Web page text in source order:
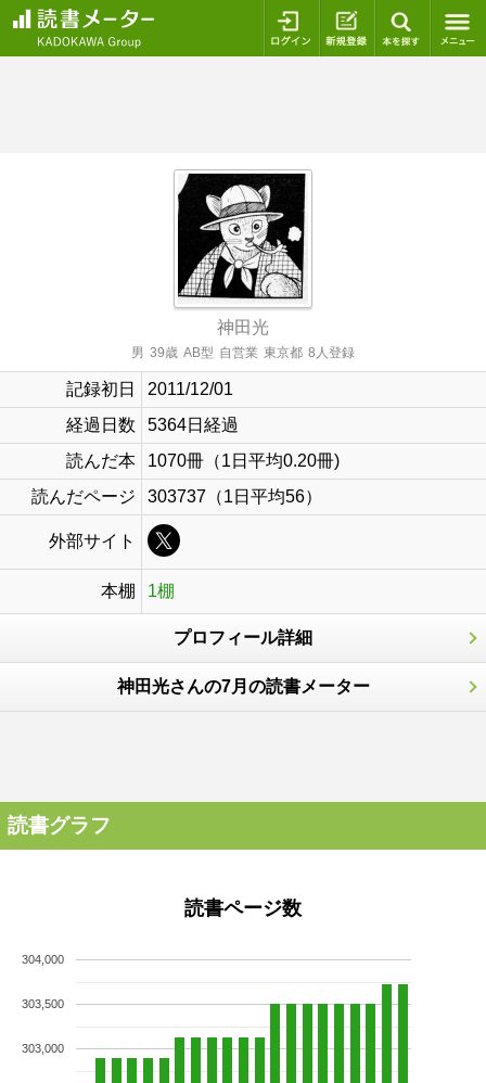
ログイン 新規登録
神田光
男 39歳 AB型 自営業 東京都 8人登録
記録初日
2011/12/01
経過日数
5364日経過
読んだ本
1070冊（1日平均0.20冊)
読んだページ
303737（1日平均56）
外部サイト
本棚 1棚
プロフィール詳細
神田光さんの7月の読書メーター
読書グラフ
読書ページ数
303,000
303,500
304,000